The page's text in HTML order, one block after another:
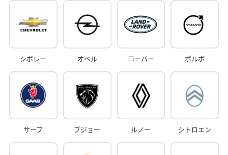
シボレー オペル ローバー ボルボ
サーブ プジョー ルノー シトロエン